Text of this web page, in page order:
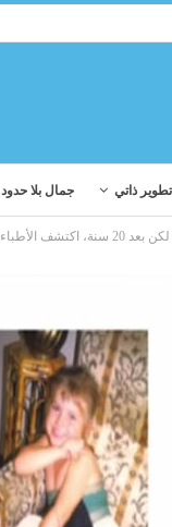
تطوير ذاتي جمال بلا حدود